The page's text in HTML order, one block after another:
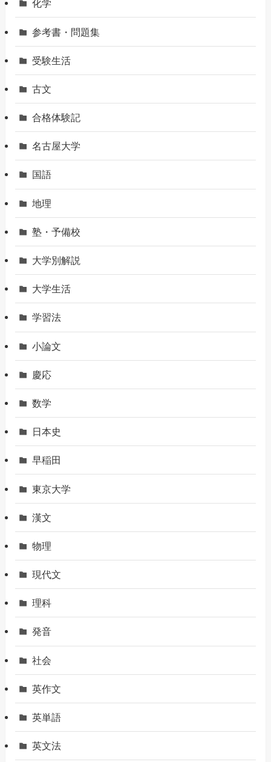
化学
参考書・問題集
受験生活
古文
合格体験記
名古屋大学
国語
地理
塾・予備校
大学別解説
大学生活
学習法
小論文
慶応
数学
日本史
早稲田
東京大学
漢文
物理
現代文
理科
発音
社会
英作文
英単語
英文法